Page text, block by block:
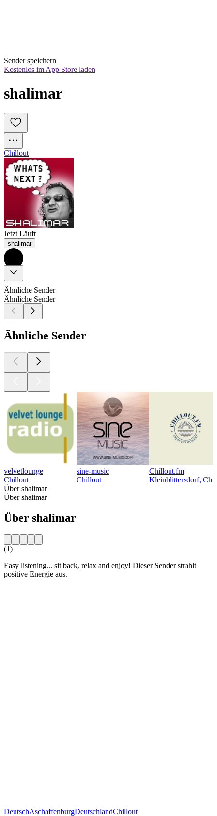
Sender speichern
Kostenlos im App Store laden
shalimar
Chillout
Jetzt Läuft
shalimar
Ähnliche Sender
Ähnliche Sender
Ähnliche Sender
velvetlounge
Chillout
sine-music
Chillout
Chillout.fm
Kleinblittersdorf,
Über shalimar
Über shalimar
Über shalimar
(1)
Easy listening... sit back, relax and enjoy! Dieser Sender strahlt
positive Energie aus.
DeutschAschaffenburgDeutschlandChillout